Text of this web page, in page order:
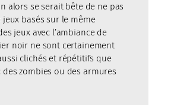
alors se serait bête de ne pas
basés sur le même
jeux avec l’ambiance de
noir ne sont certainement
clichés et répétitifs que
des zombies ou des armures